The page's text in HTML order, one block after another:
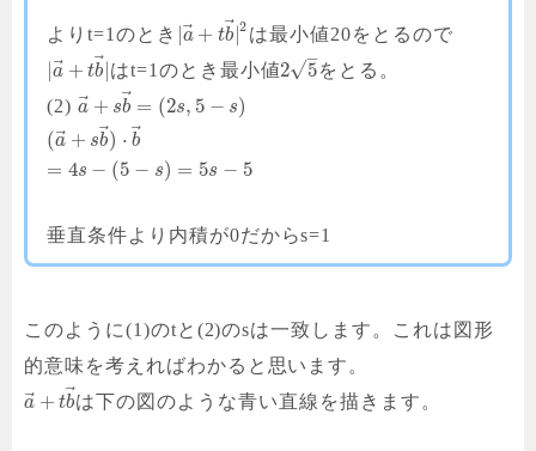
よりt=1のとき |a⃗ + tb⃗|2 は最小値20をとるので
|a⃗ + tb⃗|はt=1のとき最小値2 5
–
√
をとる。
(2) a⃗ + sb = (2s, 5 − s)
(a⃗ + sb⃗) ⋅ b
= 4s − (5 − s) = 5s − 5
垂直条件より内積が0だからs=1
このように(1)のtと(2)のsは一致します。これは図形
的意味を考えればわかると思います。
a⃗ + tb⃗は下の図のような青い直線を描きます。